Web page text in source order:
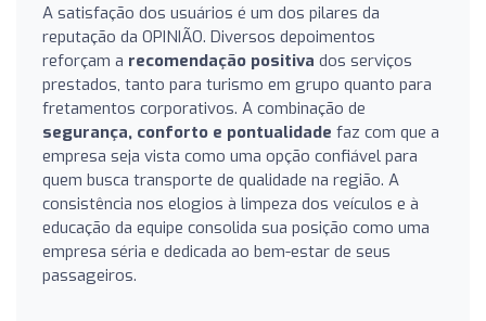
A satisfação dos usuários é um dos pilares da
reputação da OPINIÃO. Diversos depoimentos
reforçam a recomendação positiva dos serviços
prestados, tanto para turismo em grupo quanto para
fretamentos corporativos. A combinação de
segurança, conforto e pontualidade faz com que a
empresa seja vista como uma opção confiável para
quem busca transporte de qualidade na região. A
consistência nos elogios à limpeza dos veículos e à
educação da equipe consolida sua posição como uma
empresa séria e dedicada ao bem-estar de seus
passageiros.